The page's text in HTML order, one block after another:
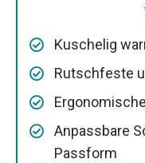
Kuschelig
Rutschfeste
Anpassbare
Passform